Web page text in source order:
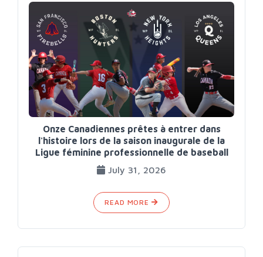
Onze Canadiennes prêtes à entrer dans
l'histoire lors de la saison inaugurale de la
Ligue féminine professionnelle de baseball
July 31, 2026
READ MORE